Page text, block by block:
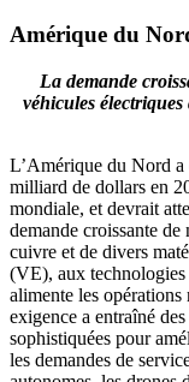
Amérique du
La demande
véhicules
L’Amérique du Nord a
milliard de dollars en
mondiale, et devrait
demande croissante
cuivre et de divers
(VE), aux technologies
alimente les
exigence a entraîné
sophistiquées pour
les demandes de